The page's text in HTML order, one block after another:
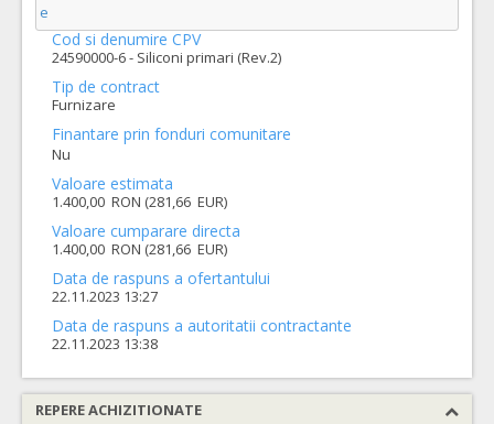
e
Cod si denumire CPV
24590000-6 - Siliconi primari (Rev.2)
Tip de contract
Furnizare
Finantare prin fonduri comunitare
Nu
Valoare estimata
1.400,00 RON (281,66 EUR)
Valoare cumparare directa
1.400,00 RON (281,66 EUR)
Data de raspuns a ofertantului
22.11.2023 13:27
Data de raspuns a autoritatii contractante
22.11.2023 13:38
REPERE ACHIZITIONATE